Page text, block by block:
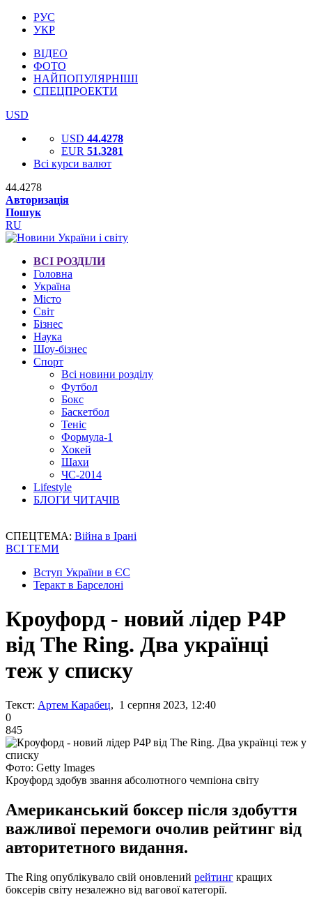
РУС
УКР
ВІДЕО
ФОТО
НАЙПОПУЛЯРНІШІ
СПЕЦПРОЕКТИ
USD
USD 44.4278
EUR 51.3281
Всі курси валют
44.4278
Авторизація
Пошук
RU
ВСІ РОЗДІЛИ
Головна
Україна
Місто
Світ
Бізнес
Наука
Шоу-бізнес
Спорт
Всі новини розділу
Футбол
Бокс
Баскетбол
Теніс
Формула-1
Хокей
Шахи
ЧС-2014
Lifestyle
БЛОГИ ЧИТАЧІВ
СПЕЦТЕМА: Війна в Ірані
ВСІ ТЕМИ
Вступ України в ЄС
Теракт в Барселоні
Кроуфорд - новий лідер P4P
від The Ring. Два українці
теж у списку
Текст: Артем Карабец, 1 серпня 2023, 12:40
0
845
Фото: Getty Images
Кроуфорд здобув звання абсолютного чемпіона світу
Американський боксер після здобуття
важливої перемоги очолив рейтинг від
авторитетного видання.
The Ring опублікувало свій оновлений рейтинг кращих
боксерів світу незалежно від вагової категорії.